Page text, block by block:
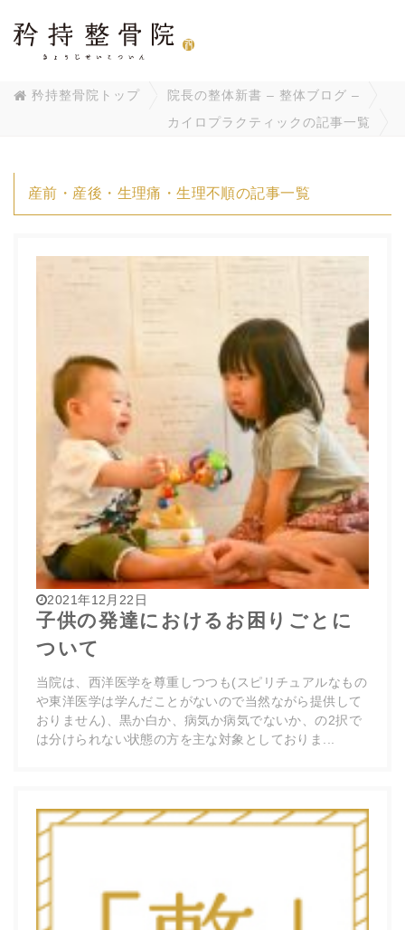
矜持整骨院トップ
院長の整体新書 – 整体ブログ –
カイロプラクティックの記事一覧
産前・産後・生理痛・生理不順の記事一覧
2021年12月22日
子供の発達におけるお困りごとに
ついて
当院は、西洋医学を尊重しつつも(スピリチュアルなもの
や東洋医学は学んだことがないので当然ながら提供して
おりません)、黒か白か、病気か病気でないか、の2択で
は分けられない状態の方を主な対象としておりま...